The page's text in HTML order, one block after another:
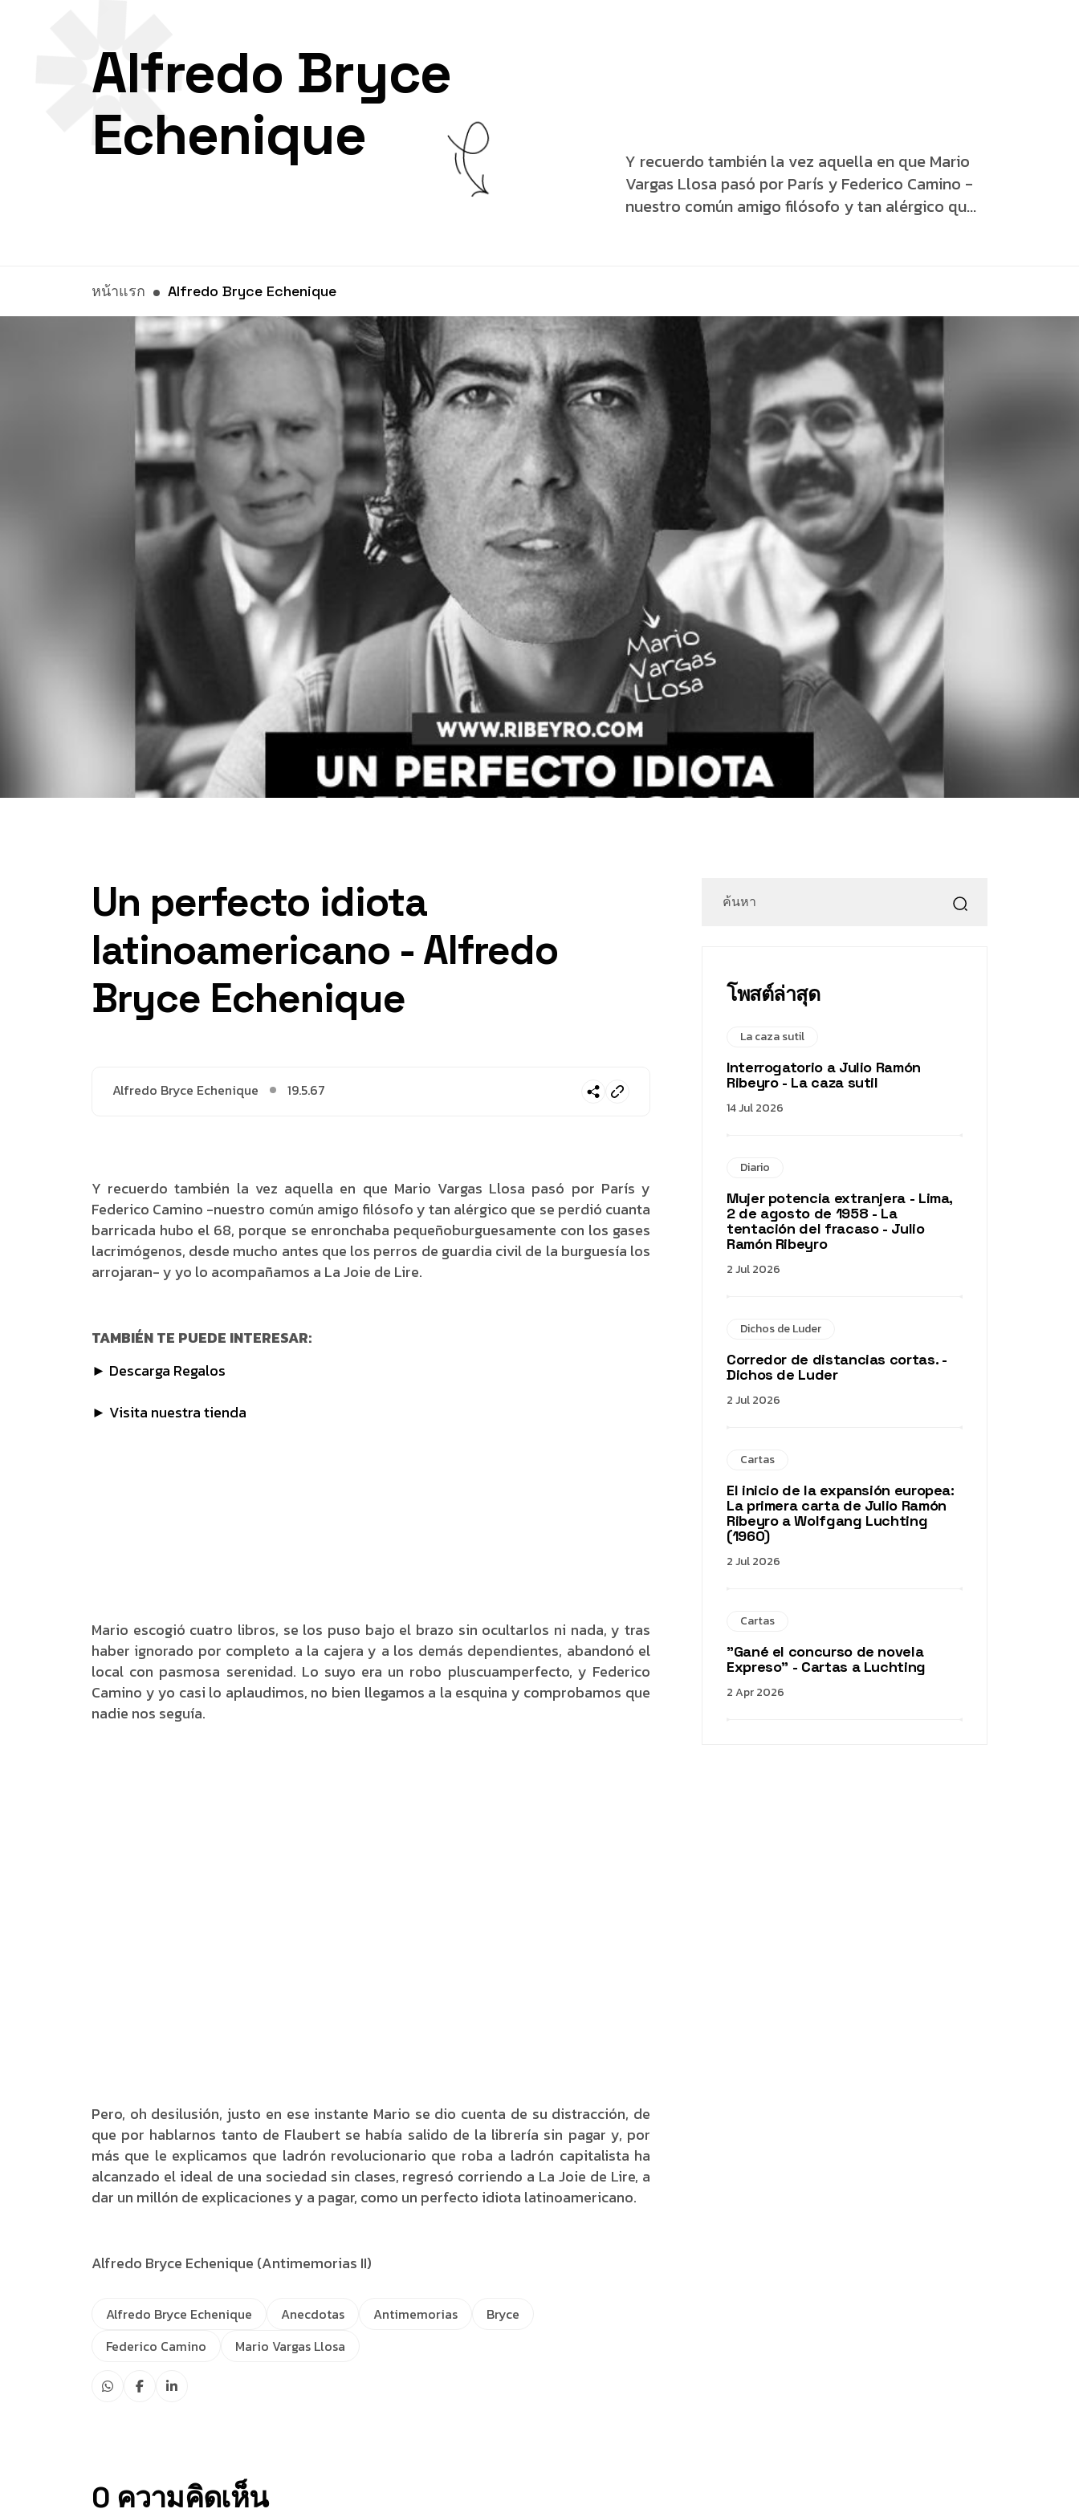
Alfredo Bryce
Echenique
Y recuerdo también la vez aquella en que Mario
Vargas Llosa pasó por París y Federico Camino -
nuestro común amigo filósofo y tan alérgico qu...
หน้าแรก Alfredo Bryce Echenique
Un perfecto idiota
latinoamericano - Alfredo
Bryce Echenique
Alfredo Bryce Echenique 19.5.67
Y recuerdo también la vez aquella en que Mario Vargas Llosa pasó por París y
Federico Camino -nuestro común amigo filósofo y tan alérgico que se perdió cuanta
barricada hubo el 68, porque se enronchaba pequeñoburguesamente con los gases
lacrimógenos, desde mucho antes que los perros de guardia civil de la burguesía los
arrojaran- y yo lo acompañamos a La Joie de Lire.
TAMBIÉN TE PUEDE INTERESAR:
► Descarga Regalos
► Visita nuestra tienda
Mario escogió cuatro libros, se los puso bajo el brazo sin ocultarlos ni nada, y tras
haber ignorado por completo a la cajera y a los demás dependientes, abandonó el
local con pasmosa serenidad. Lo suyo era un robo pluscuamperfecto, y Federico
Camino y yo casi lo aplaudimos, no bien llegamos a la esquina y comprobamos que
nadie nos seguía.
Pero, oh desilusión, justo en ese instante Mario se dio cuenta de su distracción, de
que por hablarnos tanto de Flaubert se había salido de la librería sin pagar y, por
más que le explicamos que ladrón revolucionario que roba a ladrón capitalista ha
alcanzado el ideal de una sociedad sin clases, regresó corriendo a La Joie de Lire, a
dar un millón de explicaciones y a pagar, como un perfecto idiota latinoamericano.
Alfredo Bryce Echenique (Antimemorias II)
Alfredo Bryce Echenique Anecdotas Antimemorias
Bryce
Federico Camino
Mario Vargas Llosa
0 ความคิดเห็น
โพสต์ล่าสุด
La caza sutil
Interrogatorio a Julio Ramón
Ribeyro - La caza sutil
14 Jul 2026
Diario
Mujer potencia extranjera - Lima,
2 de agosto de 1958 - La
tentación del fracaso - Julio
Ramón Ribeyro
2 Jul 2026
Dichos de Luder
Corredor de distancias cortas. -
Dichos de Luder
2 Jul 2026
Cartas
El inicio de la expansión europea:
La primera carta de Julio Ramón
Ribeyro a Wolfgang Luchting
(1960)
2 Jul 2026
Cartas
"Gané el concurso de novela
Expreso" - Cartas a Luchting
2 Apr 2026